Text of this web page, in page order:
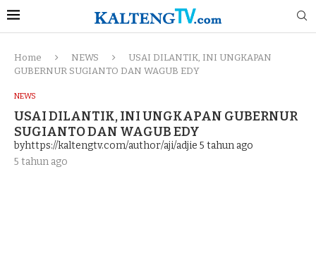
Home NEWS
USAI DILANTIK, INI UNGKAPAN
GUBERNUR SUGIANTO DAN WAGUB EDY
NEWS
USAI DILANTIK, INI UNGKAPAN GUBERNUR
SUGIANTO DAN WAGUB EDY
byhttps://kaltengtv.com/author/aji/adjie 5 tahun ago
5 tahun ago